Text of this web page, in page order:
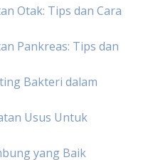
Otak: Tips dan Cara
Pankreas: Tips dan
Bakteri dalam
Usus Untuk
yang Baik